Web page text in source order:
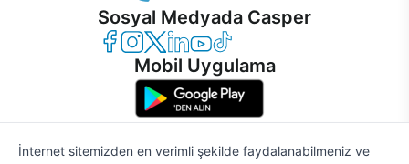
Sosyal Medyada Casper
Casper Facebook
Casper Instagram
Casper Twitter
Casper LinkedIn
Casper YouTube
Casper TikTok
Mobil Uygulama
İnternet sitemizden en verimli şekilde faydalanabilmeniz ve